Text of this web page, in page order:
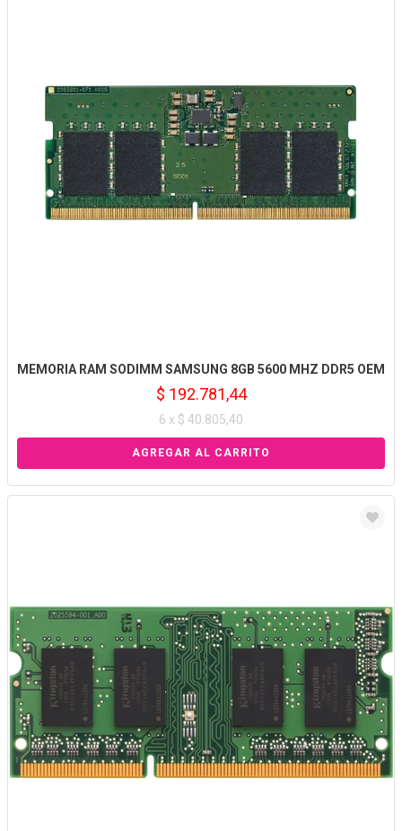
MEMORIA RAM SODIMM SAMSUNG 8GB 5600 MHZ DDR5 OEM
$ 192.781,44
6 x $ 40.805,40